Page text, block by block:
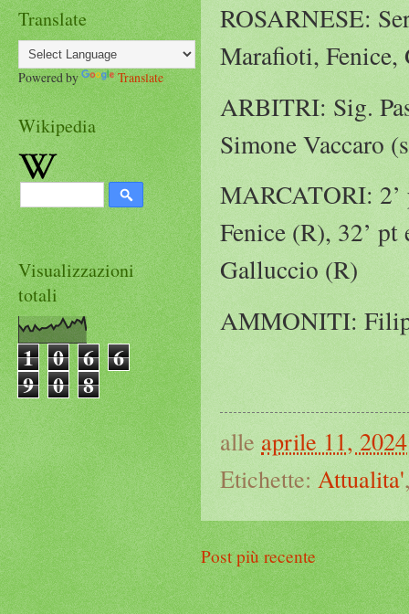
ROSARNESE:
Marafioti,
ARBITRI: Sig.
Simone Vaccaro
MARCATORI: 2’
Fenice (R), 32’
Galluccio (R)
AMMONITI:
alle aprile 11, 2024
Etichette: Attualita'
Post più recente
Translate
Powered by Translate
Wikipedia
Visualizzazioni
totali
1 0 6 6
9 0 8